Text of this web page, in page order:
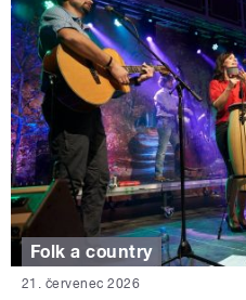
Folk a country
21. červenec 2026